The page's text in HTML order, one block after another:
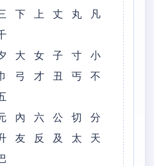
下 上 丈 丸 凡
大 女 子 寸 小
弓 才 丑 丐 不
內 六 公 切 分
友 反 及 太 天